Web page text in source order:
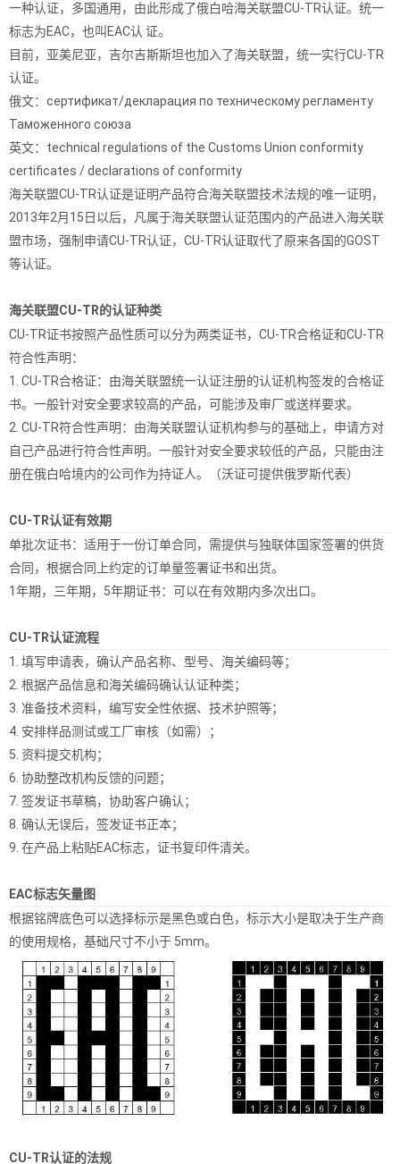
一种认证，多国通用，由此形成了俄白哈海关联盟CU-TR认证。统一
标志为EAC，也叫EAC认 证。
目前，亚美尼亚，吉尔吉斯斯坦也加入了海关联盟，统一实行CU-TR
认证。
俄文：сертификат/декларация по техническому регламенту
Таможенного союза
英文：technical regulations of the Customs Union conformity
certificates / declarations of conformity
海关联盟CU-TR认证是证明产品符合海关联盟技术法规的唯一证明，
2013年2月15日以后，凡属于海关联盟认证范围内的产品进入海关联
盟市场，强制申请CU-TR认证，CU-TR认证取代了原来各国的GOST
等认证。
海关联盟CU-TR的认证种类
CU-TR证书按照产品性质可以分为两类证书，CU-TR合格证和CU-TR
符合性声明：
1. CU-TR合格证：由海关联盟统一认证注册的认证机构签发的合格证
书。一般针对安全要求较高的产品，可能涉及审厂或送样要求。
2. CU-TR符合性声明：由海关联盟认证机构参与的基础上，申请方对
自己产品进行符合性声明。一般针对安全要求较低的产品，只能由注
册在俄白哈境内的公司作为持证人。（沃证可提供俄罗斯代表）
CU-TR认证有效期
单批次证书：适用于一份订单合同，需提供与独联体国家签署的供货
合同，根据合同上约定的订单量签署证书和出货。
1年期，三年期，5年期证书：可以在有效期内多次出口。
CU-TR认证流程
1. 填写申请表，确认产品名称、型号、海关编码等；
2. 根据产品信息和海关编码确认认证种类；
3. 准备技术资料，编写安全性依据、技术护照等；
4. 安排样品测试或工厂审核（如需）；
5. 资料提交机构；
6. 协助整改机构反馈的问题；
7. 签发证书草稿，协助客户确认；
8. 确认无误后，签发证书正本；
9. 在产品上粘贴EAC标志，证书复印件清关。
EAC标志矢量图
根据铭牌底色可以选择标示是黑色或白色，标示大小是取决于生产商
的使用规格，基础尺寸不小于 5mm。
CU-TR认证的法规